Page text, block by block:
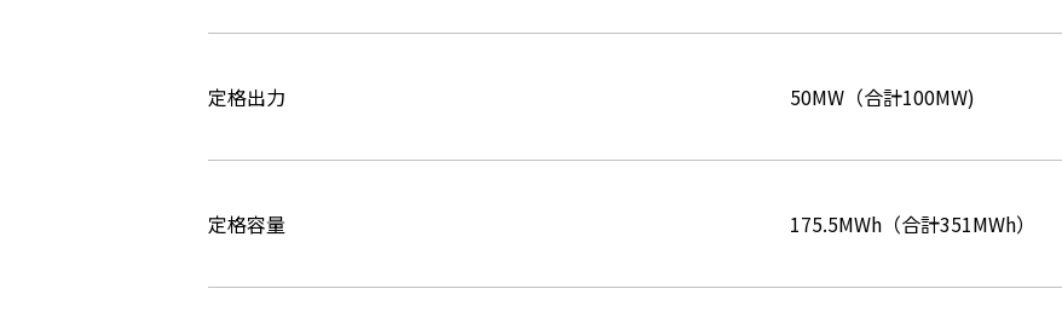
定格出力 50MW（合計100MW)
定格容量 175.5MWh（合計351MWh）